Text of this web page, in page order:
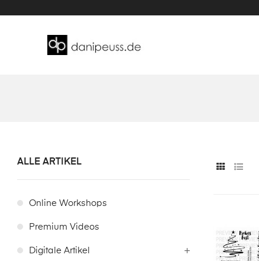
ALLE ARTIKEL
Online Workshops
Premium Videos
Digitale Artikel